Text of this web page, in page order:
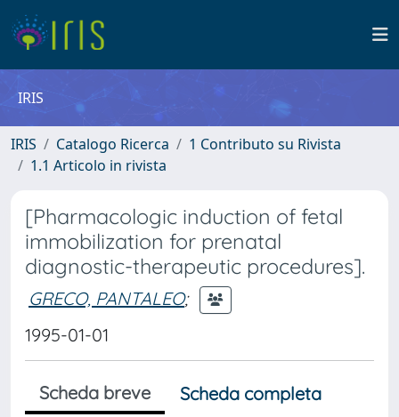
IRIS
IRIS Catalogo Ricerca
1 Contributo su Rivista
1.1 Articolo in rivista
[Pharmacologic induction of fetal
immobilization for prenatal
diagnostic-therapeutic procedures].
GRECO, PANTALEO;
1995-01-01
Scheda breve
Scheda completa